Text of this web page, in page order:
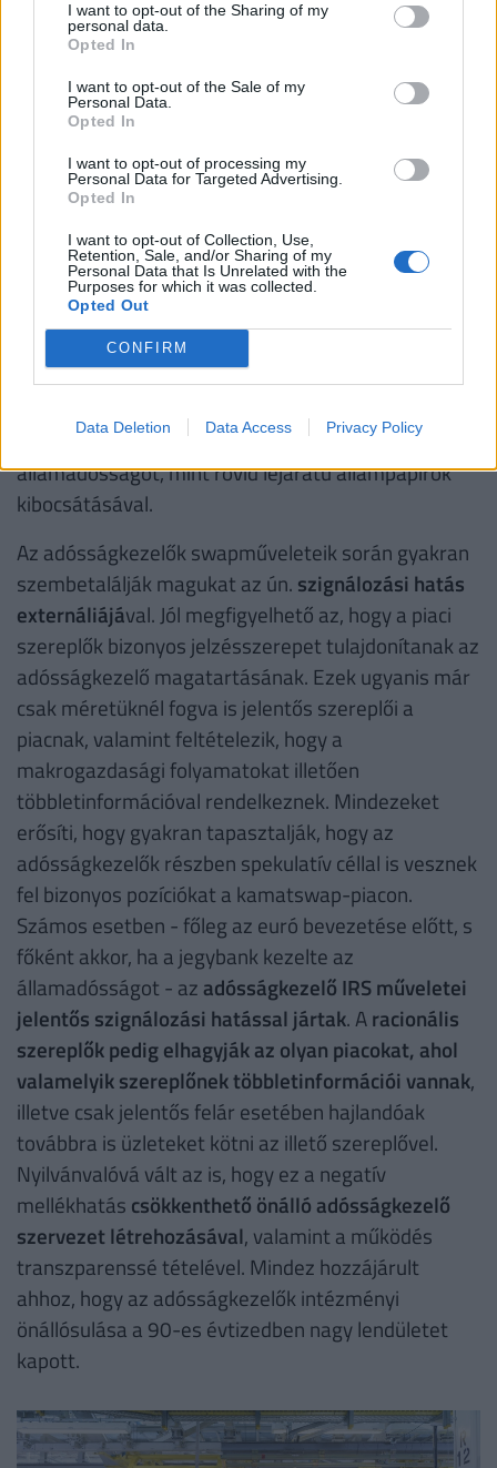
I want to opt-out of the Sharing of my
personal data.
Opted In
I want to opt-out of the Sale of my
Personal Data.
Opted In
I want to opt-out of processing my
Personal Data for Targeted Advertising.
Opted In
I want to opt-out of Collection, Use,
Retention, Sale, and/or Sharing of my
Personal Data that Is Unrelated with the
Purposes for which it was collected.
Opted Out
CONFIRM
Data Deletion Data Access Privacy Policy
kibocsátási szerkezettől függetlenül kialakíthassák
a kockázatkezelés által meghatározott optimális
portfoliót.
A kamatswap-ügyletek alkalmazására több
országban - pl. Svédországban - költségcsökkentési
(kamatkiadás mérséklési) szempontokból került sor.
hosszú lejáratú, hazai pénznemben denominált
kötvények kibocsátásában". Ez azt jelentheti, hogy
ha hosszú lejáratú kötvényt bocsát ki az
adósságkezelő, majd egy swap-ügylet révén a fix
kamatok helyett változó (3, vagy 6 hónapos
alacsonyabb kamatok mellett finanszírozhatja az
államadósságot, mint rövid lejáratú állampapírok
kibocsátásával.
Az adósságkezelők swapműveleteik során gyakran
szembetalálják magukat az ún. szignálozási hatás
externáliájával. Jól megfigyelhető az, hogy a piaci
szereplők bizonyos jelzésszerepet tulajdonítanak az
adósságkezelő magatartásának. Ezek ugyanis már
csak méretüknél fogva is jelentős szereplői a
piacnak, valamint feltételezik, hogy a
makrogazdasági folyamatokat illetően
többletinformációval rendelkeznek. Mindezeket
erősíti, hogy gyakran tapasztalják, hogy az
adósságkezelők részben spekulatív céllal is vesznek
fel bizonyos pozíciókat a kamatswap-piacon.
Számos esetben - főleg az euró bevezetése előtt, s
főként akkor, ha a jegybank kezelte az
államadósságot - az adósságkezelő IRS műveletei
jelentős szignálozási hatással jártak. Aracionális
szereplők pedig elhagyják az olyan piacokat, ahol
valamelyik szereplőnek többletinformációi vannak,
illetve csak jelentős felár esetében hajlandóak
továbbra is üzleteket kötni az illető szereplővel.
Nyilvánvalóvá vált az is, hogy ez a negatív
mellékhatás csökkenthető önálló adósságkezelő
szervezet létrehozásával, valamint a működés
transzparenssé tételével. Mindez hozzájárult
ahhoz, hogy az adósságkezelők intézményi
önállósulása a 90-es évtizedben nagy lendületet
kapott.